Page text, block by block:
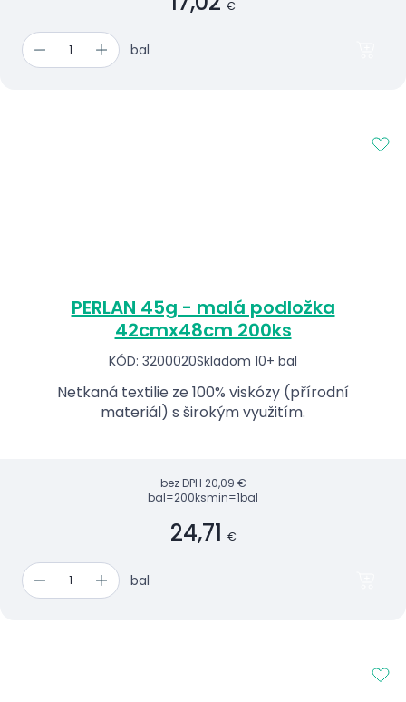
€
bal
PERLAN 45g - malá podložka
42cmx48cm 200ks
KÓD: 3200020Skladom 10+ bal
Netkaná textilie ze 100% viskózy (přírodní
materiál) s širokým využitím.
bez DPH 20,09 €
bal=200ksmin=1bal
24,71 €
bal